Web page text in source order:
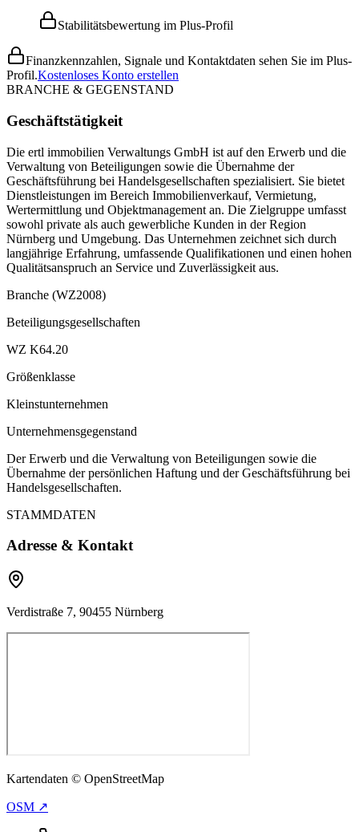
Stabilitätsbewertung im Plus-Profil
Finanzkennzahlen, Signale und Kontaktdaten sehen Sie im Plus-
Profil.Kostenloses Konto erstellen
BRANCHE & GEGENSTAND
Geschäftstätigkeit
Die ertl immobilien Verwaltungs GmbH ist auf den Erwerb und die
Verwaltung von Beteiligungen sowie die Übernahme der
Geschäftsführung bei Handelsgesellschaften spezialisiert. Sie bietet
Dienstleistungen im Bereich Immobilienverkauf, Vermietung,
Wertermittlung und Objektmanagement an. Die Zielgruppe umfasst
sowohl private als auch gewerbliche Kunden in der Region
Nürnberg und Umgebung. Das Unternehmen zeichnet sich durch
langjährige Erfahrung, umfassende Qualifikationen und einen hohen
Qualitätsanspruch an Service und Zuverlässigkeit aus.
Branche (WZ2008)
Beteiligungsgesellschaften
WZ K64.20
Größenklasse
Kleinstunternehmen
Unternehmensgegenstand
Der Erwerb und die Verwaltung von Beteiligungen sowie die
Übernahme der persönlichen Haftung und der Geschäftsführung bei
Handelsgesellschaften.
STAMMDATEN
Adresse & Kontakt
Verdistraße 7, 90455 Nürnberg
Kartendaten © OpenStreetMap
OSM ↗